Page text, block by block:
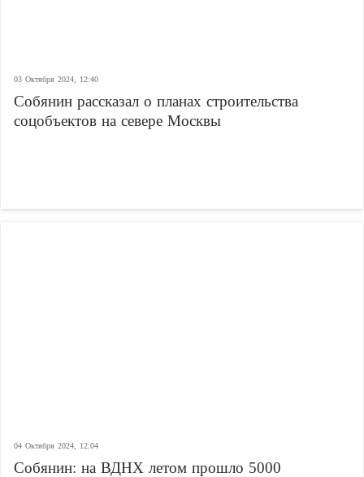
03 Октября 2024, 12:40
Собянин рассказал о планах строительства
соцобъектов на севере Москвы
04 Октября 2024, 12:04
Собянин: на ВДНХ летом прошло 5000